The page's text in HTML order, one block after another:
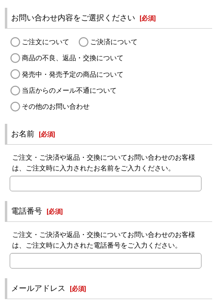
お問い合わせ内容をご選択ください [必須]
ご注文について ご決済について
商品の不良、返品・交換について
発売中・発売予定の商品について
当店からのメール不通について
その他のお問い合わせ
お名前 [必須]
ご注文・ご決済や返品・交換についてお問い合わせのお客様
は、ご注文時に入力されたお名前をご入力ください。
電話番号 [必須]
ご注文・ご決済や返品・交換についてお問い合わせのお客様
は、ご注文時に入力された電話番号をご入力ください。
メールアドレス [必須]